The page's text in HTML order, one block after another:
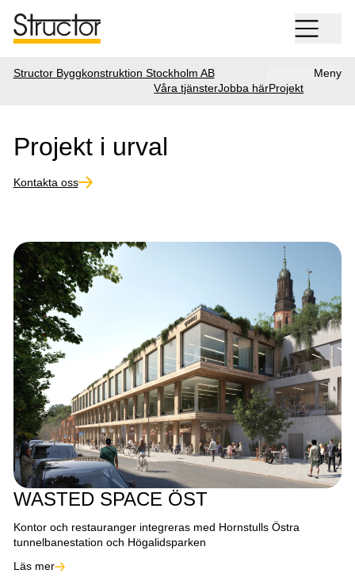
Structor Byggkonstruktion Stockholm AB
Meny
Våra tjänsterJobba härProjekt
Projekt i urval
Kontakta oss
WASTED SPACE ÖST
Kontor och restauranger integreras med Hornstulls Östra
tunnelbanestation och Högalidsparken
Läs mer